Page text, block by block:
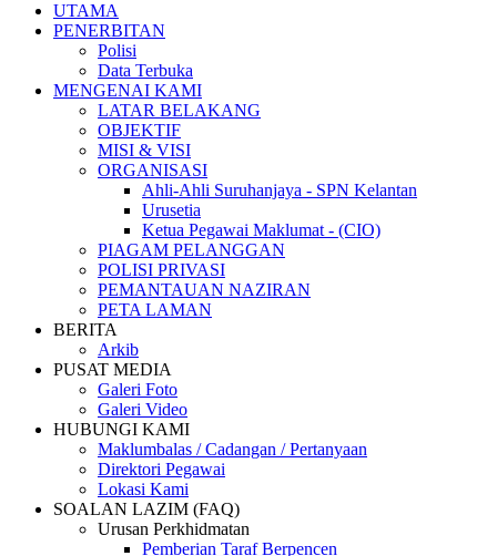
UTAMA
PENERBITAN
Polisi
Data Terbuka
MENGENAI KAMI
LATAR BELAKANG
OBJEKTIF
MISI & VISI
ORGANISASI
Ahli-Ahli Suruhanjaya - SPN Kelantan
Urusetia
Ketua Pegawai Maklumat - (CIO)
PIAGAM PELANGGAN
POLISI PRIVASI
PEMANTAUAN NAZIRAN
PETA LAMAN
BERITA
Arkib
PUSAT MEDIA
Galeri Foto
Galeri Video
HUBUNGI KAMI
Maklumbalas / Cadangan / Pertanyaan
Direktori Pegawai
Lokasi Kami
SOALAN LAZIM (FAQ)
Urusan Perkhidmatan
Pemberian Taraf Berpencen